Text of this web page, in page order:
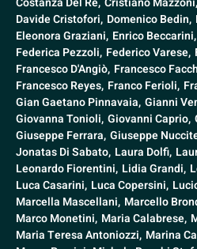
Davide Cristofori, Domenico Bedin,
Eleonora Graziani, Enrico Beccarini,
Federica Pezzoli, Federico Varese,
Francesco D'Angiò, Francesco
Francesco Reyes, Franco Ferioli,
Gian Gaetano Pinnavaia, Gianni
Giovanna Tonioli, Giovanni Caprio,
Giuseppe Ferrara, Giuseppe
Jonatas Di Sabato, Laura Dolfi,
Leonardo Fiorentini, Lidia Grandi,
Luca Casarini, Luca Copersini,
Marcella Mascellani, Marcello
Marco Monetini, Maria Calabrese,
Maria Teresa Antoniozzi, Marina